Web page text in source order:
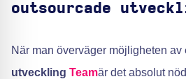
outsourcade
När man överväger möjligheten av
utveckling Teamär det absolut